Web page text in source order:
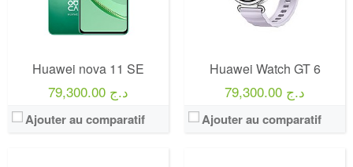
Huawei nova 11 SE
79,300.00 د.ج
Ajouter au comparatif
Huawei Watch GT 6
79,300.00 د.ج
Ajouter au comparatif